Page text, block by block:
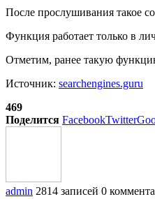
После прослушивания такое
Функция работает только в
Отметим, ранее такую
Источник: searchengines.guru
469
Поделится FacebookTwitter
admin 2814 записей 0